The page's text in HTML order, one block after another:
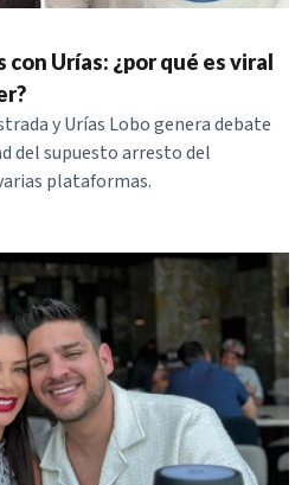
Urías: ¿por qué es viral
y Urías Lobo genera debate
del supuesto arresto del
plataformas.